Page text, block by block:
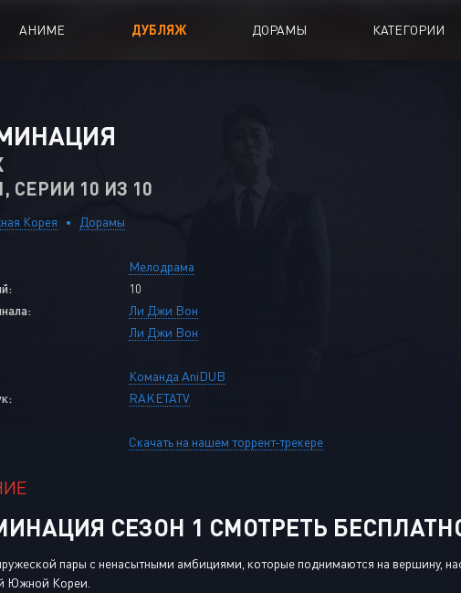
АНИМЕ ДУБЛЯЖ ДОРАМЫ КАТЕГОРИИ
сериалы
Ongoing
OVA
ONA
СЕРИИ 10 ИЗ 10
Корея Дорамы
Мелодрама
10
Ли Джи Вон
Ли Джи Вон
Команда AniDUB
RAKETATV
Скачать на нашем торрент-трекере
СЕЗОН 1 СМОТРЕТЬ
пары с ненасытными амбициями, которые поднимаются на вершину,
Южной Кореи.